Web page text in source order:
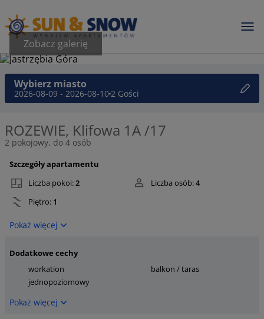
Zobacz galerię
Wybierz miasto
2026-08-09 - 2026-08-102 Gości
ROZEWIE, Klifowa 1A /17
2 pokojowy, do 4 osób
Szczegóły apartamentu
Liczba pokoi:2 Liczba osób:4
Piętro: 1
Pokaż więcej
Dodatkowe cechy
workation
balkon / taras
jednopoziomowy
Pokaż więcej